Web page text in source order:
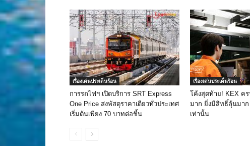
เรื่องเด่นประเด็นร้อน
การรถไฟฯ เปิดบริการ SRT Express
One Price ส่งพัสดุราคาเดียวทั่วประเทศ
เริ่มต้นเพียง 70 บาทต่อชิ้น
เรื่องเด่นประเด็นร้อน
โค้งสุดท้าย! KEX ค
มาก ยิ่งมีสิทธิ์ลุ้นมา
เท่านั้น